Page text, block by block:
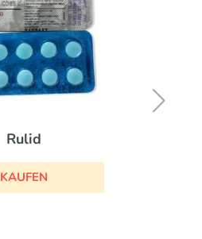
Rulid
KAUFEN